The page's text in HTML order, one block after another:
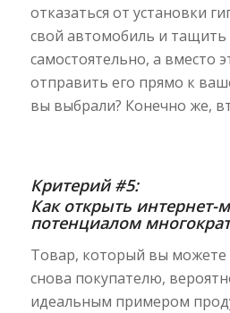
отказаться от установки
свой автомобиль и тащить
самостоятельно, а вместо
отправить его прямо к
вы выбрали? Конечно же,
Критерий #5:
Как открыть интернет-
потенциалом
Товар, который вы можете
снова покупателю,
идеальным примером